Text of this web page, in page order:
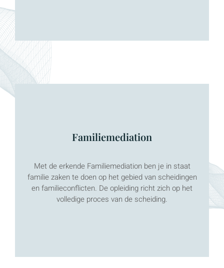
Familiemediation
Met de erkende Familiemediation ben je in staat
familie zaken te doen op het gebied van scheidingen
en familieconflicten. De opleiding richt zich op het
volledige proces van de scheiding.
Meer weten?
KLIK HIER